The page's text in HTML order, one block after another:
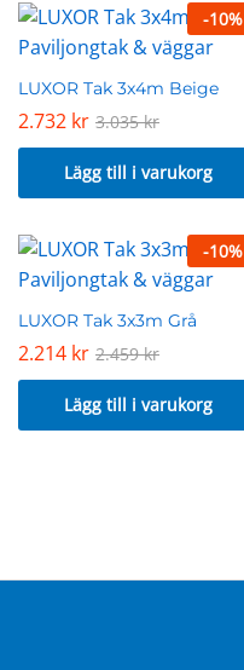
-10%
LUXOR Tak 3x4m Beige
2.732 kr 3.035kr
Lägg till i varukorg
-10%
LUXOR Tak 3x3m Grå
2.214 kr 2.459kr
Lägg till i varukorg